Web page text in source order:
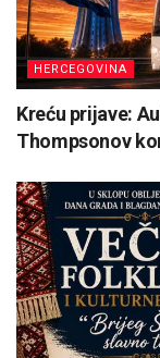
HERCEGOVINA
Kreću prijave:
Thompsonov